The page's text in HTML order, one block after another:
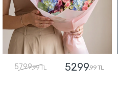
5799,99 TL 5299,99 TL